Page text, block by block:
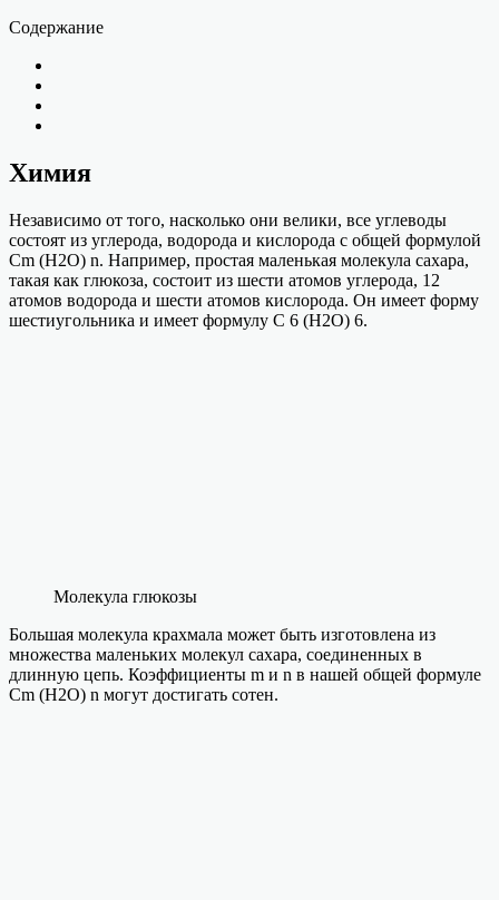
Содержание
Химия
Независимо от того, насколько они велики, все углеводы
состоят из углерода, водорода и кислорода с общей формулой
Cm (H2O) n. Например, простая маленькая молекула сахара,
такая как глюкоза, состоит из шести атомов углерода, 12
атомов водорода и шести атомов кислорода. Он имеет форму
шестиугольника и имеет формулу C 6 (H2O) 6.
Молекула глюкозы
Большая молекула крахмала может быть изготовлена ​​из
множества маленьких молекул сахара, соединенных в
длинную цепь. Коэффициенты m и n в нашей общей формуле
Cm (H2O) n могут достигать сотен.